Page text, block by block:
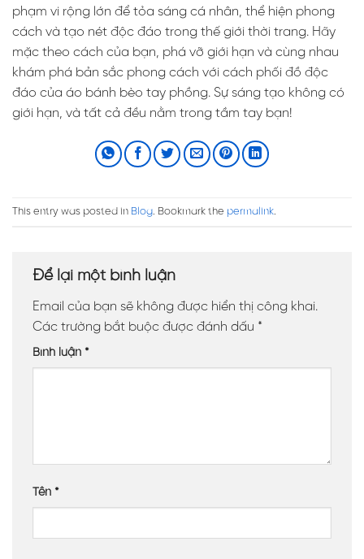
phạm vi rộng lớn để tỏa sáng cá nhân, thể hiện phong
cách và tạo nét độc đáo trong thế giới thời trang. Hãy
mặc theo cách của bạn, phá vỡ giới hạn và cùng nhau
khám phá bản sắc phong cách với cách phối đồ độc
đáo của áo bánh bèo tay phồng. Sự sáng tạo không có
giới hạn, và tất cả đều nằm trong tầm tay bạn!
This entry was posted in Blog. Bookmark the permalink.
Để lại một bình luận
Email của bạn sẽ không được hiển thị công khai.
Các trường bắt buộc được đánh dấu *
Bình luận *
Tên *